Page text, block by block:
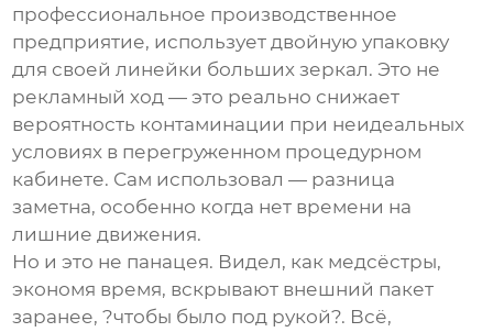
профессиональное производственное
предприятие, использует двойную упаковку
для своей линейки больших зеркал. Это не
рекламный ход — это реально снижает
вероятность контаминации при неидеальных
условиях в перегруженном процедурном
кабинете. Сам использовал — разница
заметна, особенно когда нет времени на
лишние движения.
Но и это не панацея. Видел, как медсёстры,
экономя время, вскрывают внешний пакет
заранее, ?чтобы было под рукой?. Всё,